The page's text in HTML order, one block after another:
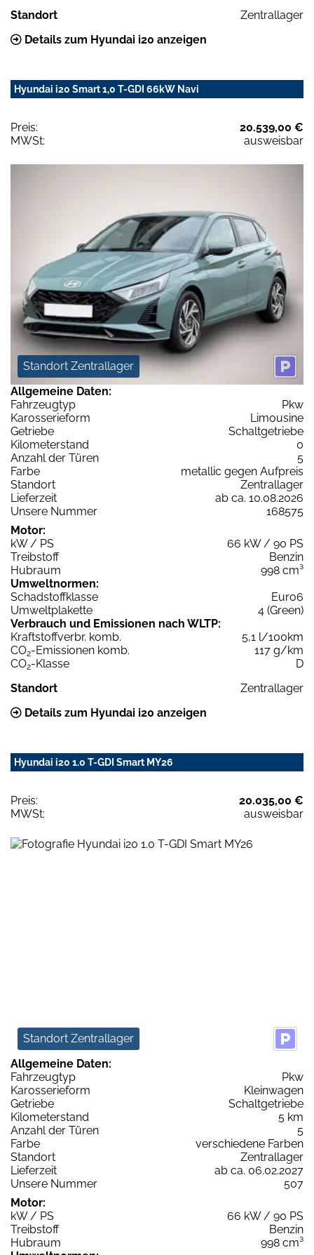
Standort
Zentrallager
Details zum Hyundai i20 anzeigen
Hyundai i20 Smart 1,0 T-GDI 66kW Navi
Preis:
20.539,00 €
MWSt:
ausweisbar
Standort Zentrallager
Allgemeine Daten:
Fahrzeugtyp
Pkw
Karosserieform
Limousine
Getriebe
Schaltgetriebe
Kilometerstand
0
Anzahl der Türen
5
Farbe
metallic gegen Aufpreis
Standort
Zentrallager
Lieferzeit
ab ca. 10.08.2026
Unsere Nummer
168575
Motor:
kW / PS
66 kW / 90 PS
Treibstoff
Benzin
Hubraum
998 cm³
Umweltnormen:
Schadstoffklasse
Euro6
Umweltplakette
4 (Green)
Verbrauch und Emissionen nach WLTP:
Kraftstoffverbr. komb.
5,1 l/100km
CO2-Emissionen komb.
117 g/km
CO2-Klasse
D
Standort
Zentrallager
Details zum Hyundai i20 anzeigen
Hyundai i20 1.0 T-GDI Smart MY26
Preis:
20.035,00 €
MWSt:
ausweisbar
Standort Zentrallager
Allgemeine Daten:
Fahrzeugtyp
Pkw
Karosserieform
Kleinwagen
Getriebe
Schaltgetriebe
Kilometerstand
5 km
Anzahl der Türen
5
Farbe
verschiedene Farben
Standort
Zentrallager
Lieferzeit
ab ca. 06.02.2027
Unsere Nummer
507
Motor:
kW / PS
66 kW / 90 PS
Treibstoff
Benzin
Hubraum
998 cm³